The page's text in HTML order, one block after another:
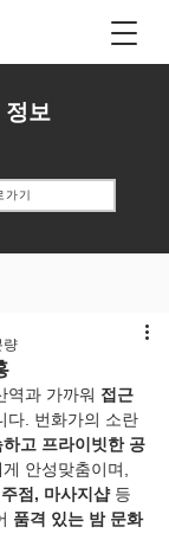
정보
가기
량
역과 가까워 접근
다. 번화가의 소란
하고 프라이빗한 공
안성맞춤이며,
점, 마사지샵 등
품격 있는 밤 문화